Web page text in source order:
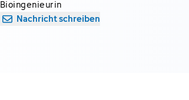
Bioingenieurin
Nachricht schreiben